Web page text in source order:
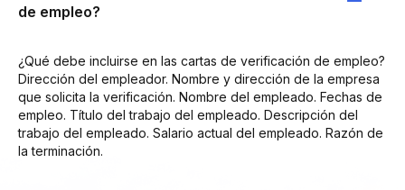
de empleo?
¿Qué debe incluirse en las cartas de verificación de empleo?
Dirección del empleador. Nombre y dirección de la empresa
que solicita la verificación. Nombre del empleado. Fechas de
empleo. Título del trabajo del empleado. Descripción del
trabajo del empleado. Salario actual del empleado. Razón de
la terminación.